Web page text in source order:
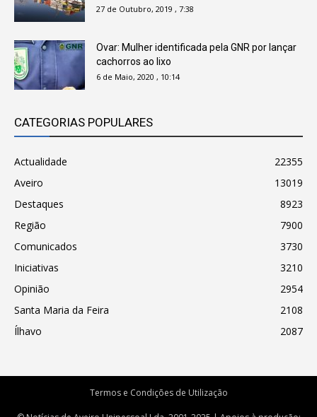
27 de Outubro, 2019 , 7:38
Ovar: Mulher identificada pela GNR por lançar
cachorros ao lixo
6 de Maio, 2020 , 10:14
CATEGORIAS POPULARES
Actualidade
22355
Aveiro
13019
Destaques
8923
Região
7900
Comunicados
3730
Iniciativas
3210
Opinião
2954
Santa Maria da Feira
2108
Ílhavo
2087
Termos e Condições de Utilização